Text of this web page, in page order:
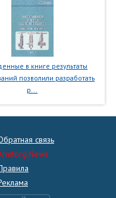
в книге результаты
позволили разработать
р...
связь